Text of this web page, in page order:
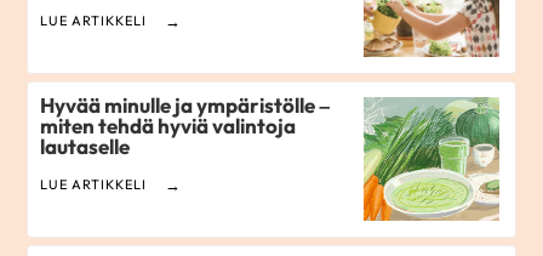
LUE ARTIKKELI
Hyvää minulle ja ympäristölle –
miten tehdä hyviä valintoja
lautaselle
LUE ARTIKKELI